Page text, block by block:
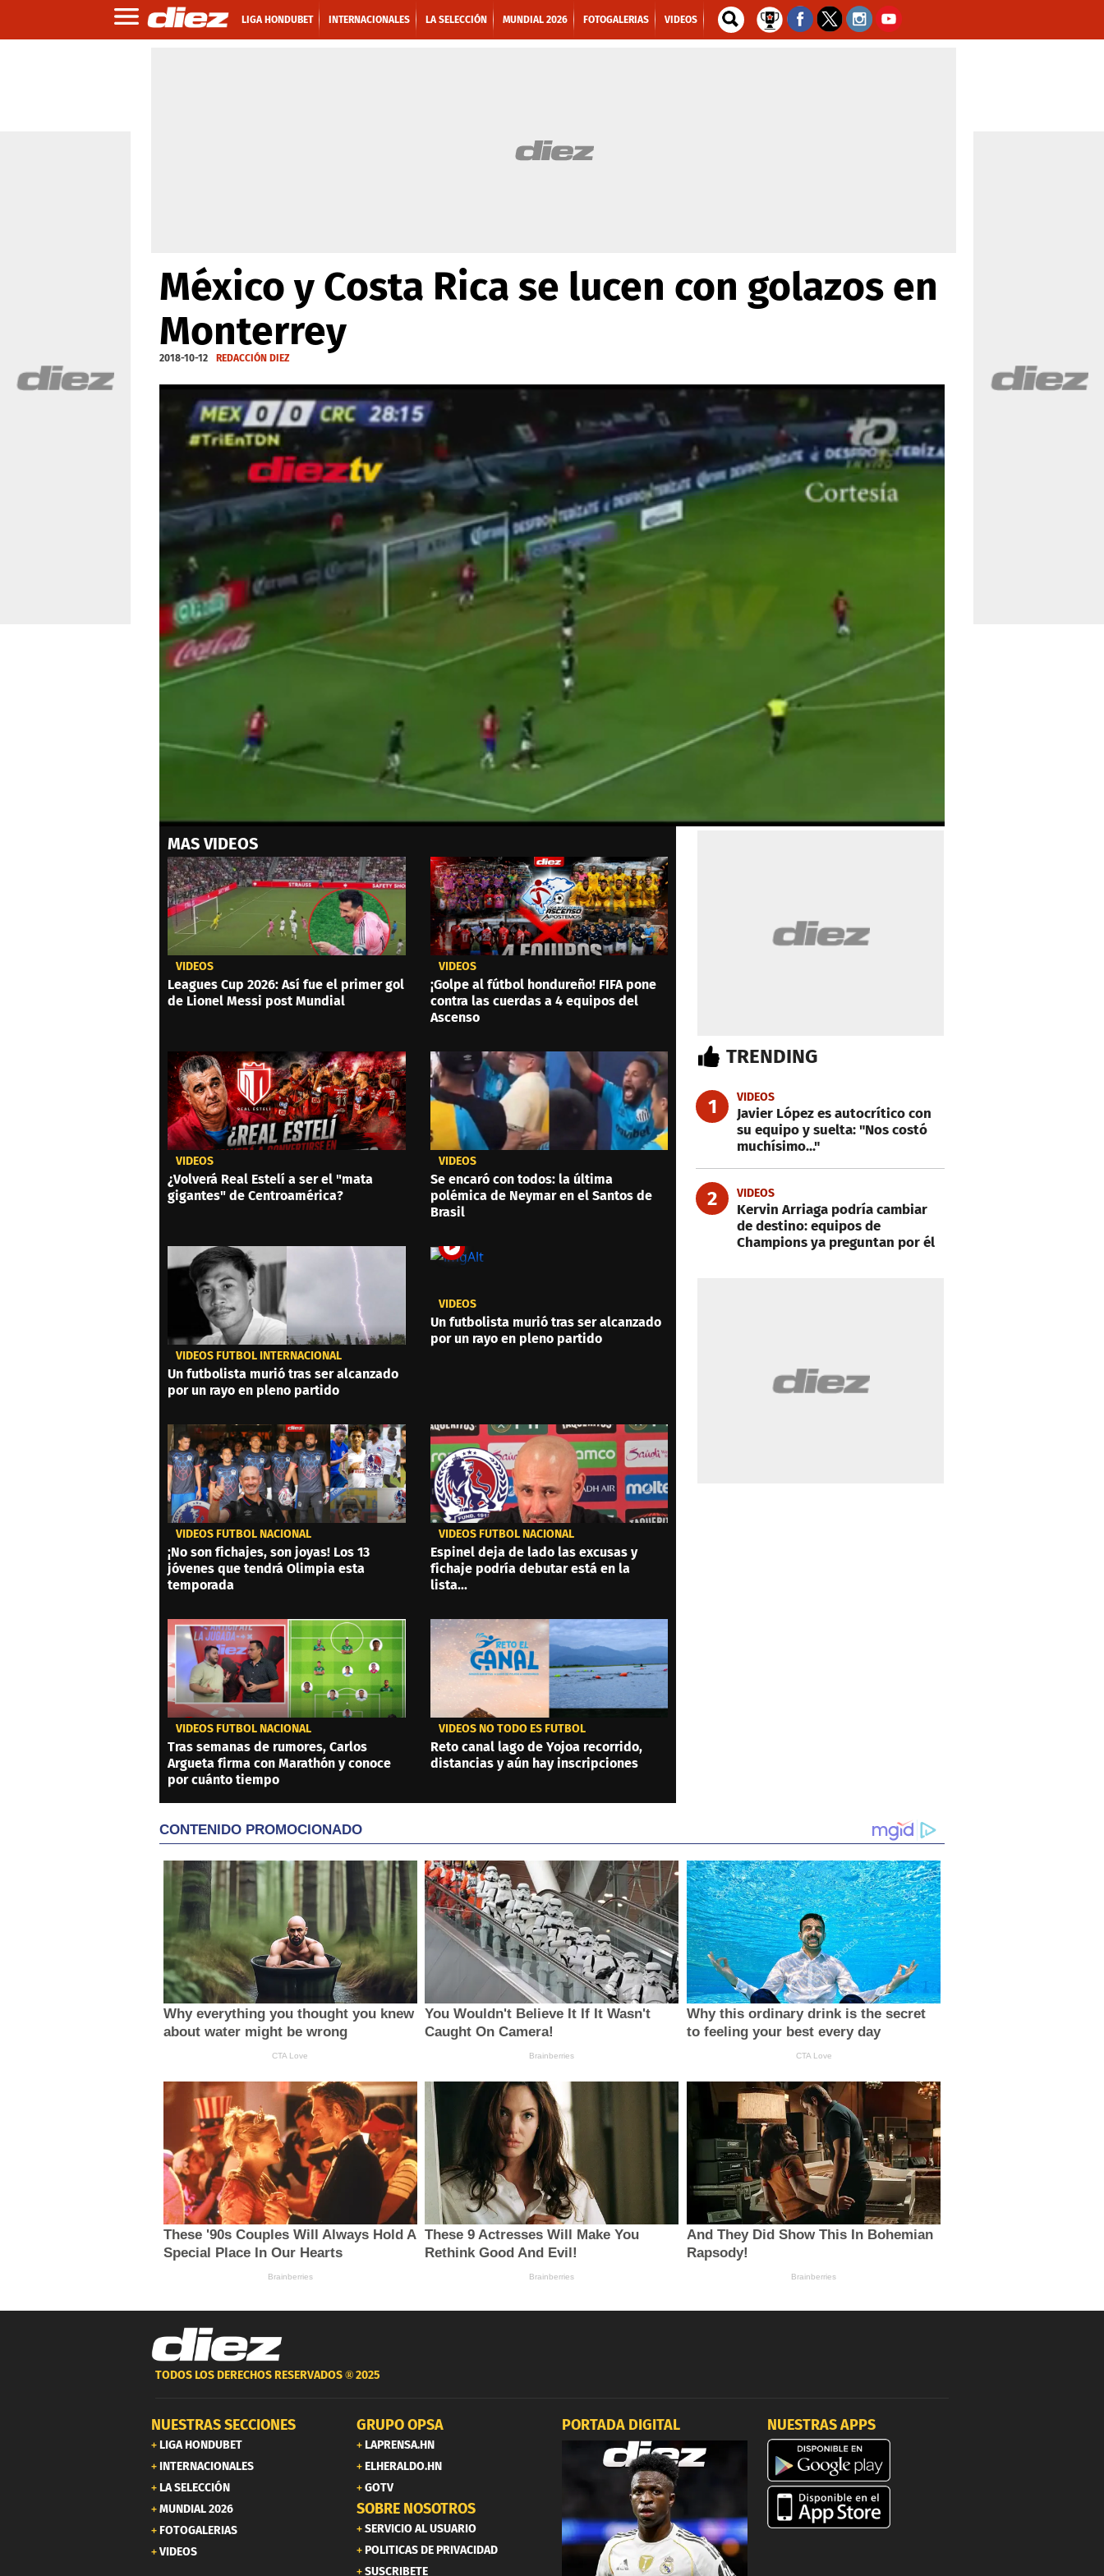
LIGA HONDUBET INTERNACIONALES LA SELECCIÓN MUNDIAL 2026 FOTOGALERIAS VIDEOS
México y Costa Rica se lucen con golazos en
Monterrey
2018-10-12 REDACCIÓN DIEZ
of
50
secondsVolume
0%
MAS VIDEOS
VIDEOS
Leagues Cup 2026: Así fue el primer gol
de Lionel Messi post Mundial
VIDEOS
¡Golpe al fútbol hondureño! FIFA pone
contra las cuerdas a 4 equipos del
Ascenso
VIDEOS
¿Volverá Real Estelí a ser el "mata
gigantes" de Centroamérica?
VIDEOS
Se encaró con todos: la última
polémica de Neymar en el Santos de
Brasil
VIDEOS FÚTBOL INTERNACIONAL
Un futbolista murió tras ser alcanzado
por un rayo en pleno partido
VIDEOS
Un futbolista murió tras ser alcanzado
por un rayo en pleno partido
VIDEOS FÚTBOL NACIONAL
¡No son fichajes, son joyas! Los 13
jóvenes que tendrá Olimpia esta
temporada
VIDEOS FÚTBOL NACIONAL
Espinel deja de lado las excusas y
fichaje podría debutar está en la
lista...
VIDEOS FÚTBOL NACIONAL
Tras semanas de rumores, Carlos
Argueta firma con Marathón y conoce
por cuánto tiempo
VIDEOS NO TODO ES FÚTBOL
Reto canal lago de Yojoa recorrido,
distancias y aún hay inscripciones
TRENDING
1 VIDEOS
Javier López es autocrítico con
su equipo y suelta: "Nos costó
muchísimo..."
2 VIDEOS
Kervin Arriaga podría cambiar
de destino: equipos de
Champions ya preguntan por él
TODOS LOS DERECHOS RESERVADOS ®2025
NUESTRAS SECCIONES
LIGA HONDUBET
INTERNACIONALES
LA SELECCIÓN
MUNDIAL 2026
FOTOGALERIAS
VIDEOS
GRUPO OPSA
LAPRENSA.HN
ELHERALDO.HN
GOTV
SOBRE NOSOTROS
SERVICIO AL USUARIO
POLITICAS DE PRIVACIDAD
SUSCRIBETE
PORTADA DIGITAL NUESTRAS APPS